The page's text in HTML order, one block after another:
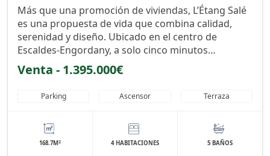
Más que una promoción de viviendas, L’Étang Salé
es una propuesta de vida que combina calidad,
serenidad y diseño. Ubicado en el centro de
Escaldes-Engordany, a solo cinco minutos…
Venta - 1.395.000€
Parking Ascensor Terraza
168.7M 2 4 HABITACIONES 5 BAÑOS